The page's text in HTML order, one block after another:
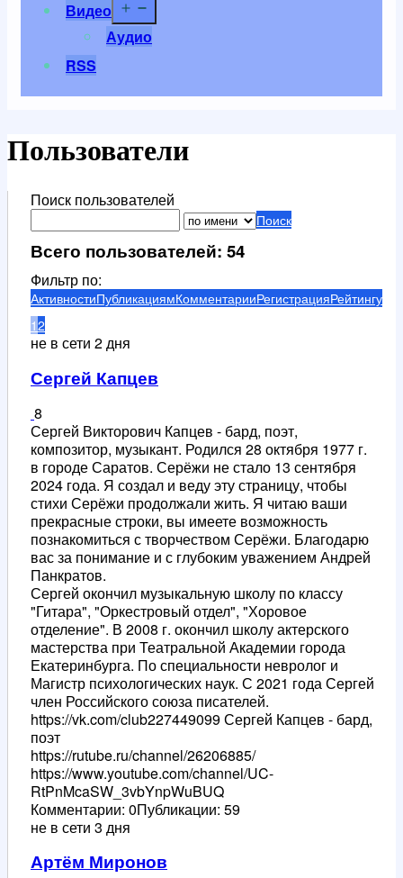
Видео
Аудио
RSS
Пользователи
Поиск пользователей
Поиск
Всего пользователей: 54
Фильтр по:
АктивностиПубликациямКомментарииРегистрацияРейтингу
12
не в сети 2 дня
Сергей Капцев
8
Сергей Викторович Капцев - бард, поэт,
композитор, музыкант. Родился 28 октября 1977 г.
в городе Саратов. Серёжи не стало 13 сентября
2024 года. Я создал и веду эту страницу, чтобы
стихи Серёжи продолжали жить. Я читаю ваши
прекрасные строки, вы имеете возможность
познакомиться с творчеством Серёжи. Благодарю
вас за понимание и с глубоким уважением Андрей
Панкратов.
Сергей окончил музыкальную школу по классу
"Гитара", "Оркестровый отдел", "Хоровое
отделение". В 2008 г. окончил школу актерского
мастерства при Театральной Академии города
Екатеринбурга. По специальности невролог и
Магистр психологических наук. С 2021 года Сергей
член Российского союза писателей.
https://vk.com/club227449099 Сергей Капцев - бард,
поэт
https://rutube.ru/channel/26206885/
https://www.youtube.com/channel/UC-
RtPnMcaSW_3vbYnpWuBUQ
Комментарии: 0Публикации: 59
не в сети 3 дня
Артём Миронов